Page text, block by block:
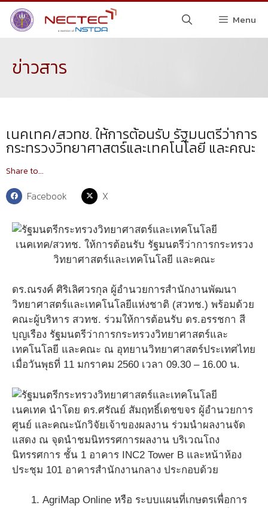
Menu
ข่าวสาร
เนคเทค/สวทช. ให้การต้อนรับ รัฐมนตรีว่าการ
กระทรวงวิทยาศาสตร์และเทคโนโลยี และคณะ
Share to...
Facebook X
เนคเทค/สวทช. ให้การต้อนรับ รัฐมนตรีว่าการกระทรวง
วิทยาศาสตร์และเทคโนโลยี และคณะ
ดร.ณรงค์ ศิริเลิศวรกุล ผู้อำนวยการสำนักงานพัฒนา
วิทยาศาสตร์และเทคโนโลยีแห่งชาติ (สวทช.) พร้อมด้วย
คณะผู้บริหาร สวทช. ร่วมให้การต้อนรับ ดร.อรรชกา สี
บุญเรือง รัฐมนตรีว่าการกระทรวงวิทยาศาสตร์และ
เทคโนโลยี และคณะ ณ อุทยานวิทยาศาสตร์ประเทศไทย
เมื่อวันพุธที่ 11 มกราคม 2560 เวลา 09.30 – 16.00 น.
เนคเทค นำโดย ดร.ศรัณย์ สัมฤทธิ์เดชขจร ผู้อำนวยการ
ศูนย์ และคณะนักวิจัยเจ้าของผลงาน ร่วมนำผลงานจัด
แสดง ณ จุดนำชมนิทรรศการผลงาน บริเวณโถง
นิทรรศการ ชั้น 1 อาคาร INC2 Tower B และหน้าห้อง
ประชุม 101 อาคารสำนักงานกลาง ประกอบด้วย
AgriMap Online หรือ ระบบแผนที่เกษตรเพื่อการ